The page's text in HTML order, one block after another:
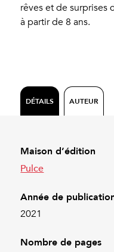
rêves et de surprises
à partir de 8 ans.
DÉTAILS AUTEUR
Maison d’édition
Pulce
Année de
2021
Nombre de pages